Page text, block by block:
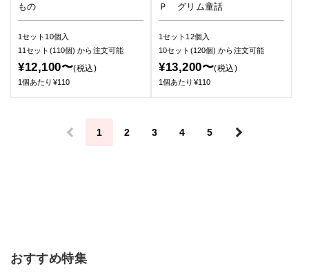
もの
1セット10個入
11セット(110個)から注文可能
¥12,100〜(税込)
1個あたり¥110
Ｐ グリム童話
1セット12個入
10セット(120個)から注文可能
¥13,200〜(税込)
1個あたり¥110
＜ 1 2 3 4 5 ＞
おすすめ特集